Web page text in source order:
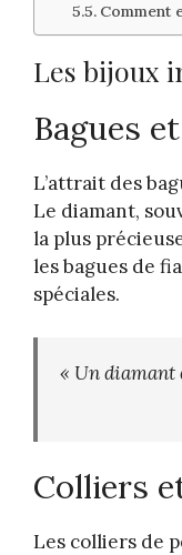
Comment
Les bijoux
Bagues
L’attrait des
Le diamant,
la plus
les bagues de
spéciales.
« Un diamant
Colliers
Les colliers de